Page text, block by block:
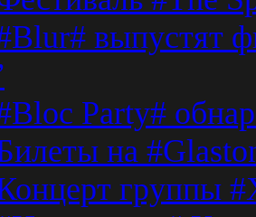
выпустят
Party#
на
группы